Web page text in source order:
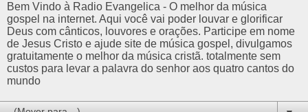
Bem Vindo à Radio Evangelica - O melhor da música
gospel na internet. Aqui você vai poder louvar e glorificar
Deus com cânticos, louvores e orações. Participe em nome
de Jesus Cristo e ajude site de música gospel, divulgamos
gratuitamente o melhor da música cristã. totalmente sem
custos para levar a palavra do senhor aos quatro cantos do
mundo